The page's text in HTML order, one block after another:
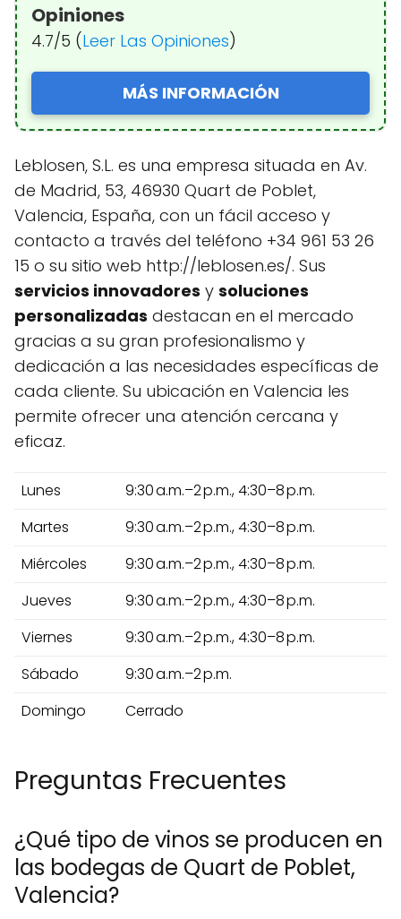
Opiniones
4.7/5 (Leer Las Opiniones)
MÁS INFORMACIÓN
Leblosen, S.L. es una empresa situada en Av.
de Madrid, 53, 46930 Quart de Poblet,
Valencia, España, con un fácil acceso y
contacto a través del teléfono +34 961 53 26
15 o su sitio web http://leblosen.es/. Sus
servicios innovadores y soluciones
personalizadas destacan en el mercado
gracias a su gran profesionalismo y
dedicación a las necesidades específicas de
cada cliente. Su ubicación en Valencia les
permite ofrecer una atención cercana y
eficaz.
Lunes
9:30 a.m.–2 p.m., 4:30–8 p.m.
Martes
9:30 a.m.–2 p.m., 4:30–8 p.m.
Miércoles
9:30 a.m.–2 p.m., 4:30–8 p.m.
Jueves
9:30 a.m.–2 p.m., 4:30–8 p.m.
Viernes
9:30 a.m.–2 p.m., 4:30–8 p.m.
Sábado
9:30 a.m.–2 p.m.
Domingo
Cerrado
Preguntas Frecuentes
¿Qué tipo de vinos se producen en
las bodegas de Quart de Poblet,
Valencia?